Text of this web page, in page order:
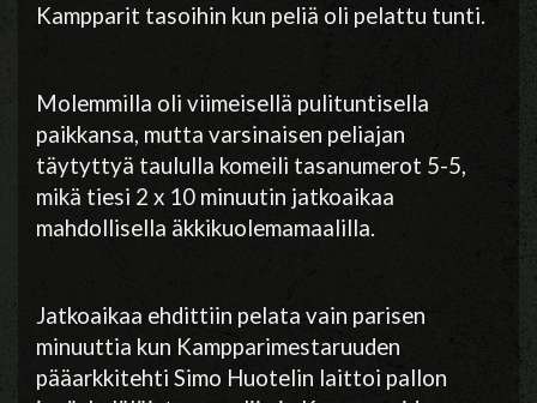
Kampparit tasoihin kun peliä oli pelattu tunti.
Molemmilla oli viimeisellä pulituntisella
paikkansa, mutta varsinaisen peliajan
täytyttyä taululla komeili tasanumerot 5-5,
mikä tiesi 2 x 10 minuutin jatkoaikaa
mahdollisella äkkikuolemamaalilla.
Jatkoaikaa ehdittiin pelata vain parisen
minuuttia kun Kampparimestaruuden
pääarkkitehti Simo Huotelin laittoi pallon